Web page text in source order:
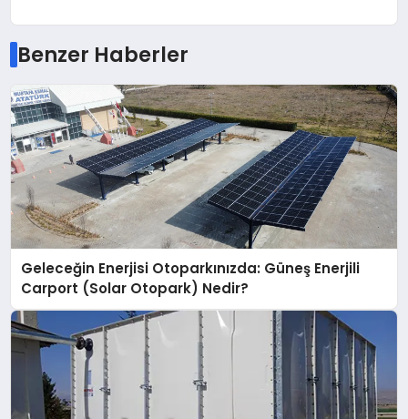
Benzer Haberler
Geleceğin Enerjisi Otoparkınızda: Güneş Enerjili
Carport (Solar Otopark) Nedir?